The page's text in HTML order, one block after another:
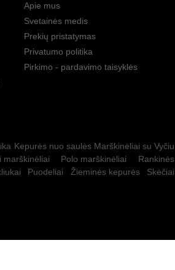
Apie mus
Svetainės medis
Prekių pristatymas
Privatumo politika
Pirkimo - pardavimo taisyklės
Kepurės nuo saulės Marškinėliai su Vyčiu
marškinėliai Polo marškinėliai
Rankinės
Puodeliai Žieminės kepurės Skėčiai